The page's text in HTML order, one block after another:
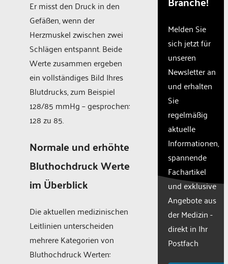
Er misst den Druck in den
Gefäßen, wenn der
Herzmuskel zwischen zwei
Schlägen entspannt. Beide
Werte zusammen ergeben
ein vollständiges Bild Ihres
Blutdrucks, zum Beispiel
128/85 mmHg – gesprochen:
128 zu 85.
Normale und erhöhte
Bluthochdruck Werte
im Überblick
Die aktuellen medizinischen
Leitlinien unterscheiden
mehrere Kategorien von
Bluthochdruck Werten:
The
owner
needs
to
setup
the
site
with
CMP
to add
content
to the
list of
used.
Powered
Consent
Melden Sie
sich jetzt für
unseren
Newsletter an
und erhalten
Sie
regelmäßig
aktuelle
Informationen,
spannende
Fachartikel
und exklusive
Angebote aus
der Medizin -
direkt in Ihr
Postfach